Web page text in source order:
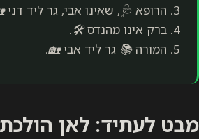
3. הרופא 🩺, שאינו אבי, גר ליד דני 🏡.
4. ברק אינו מהנדס 🛠️.
5. המורה 📚 גר ליד אבי 🏡.
מבט לעתיד: לאן הולכת